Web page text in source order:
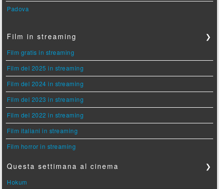
Padova
Film in streaming ❯
Film gratis in streaming
Film del 2025 in streaming
Film del 2024 in streaming
Film del 2023 in streaming
Film del 2022 in streaming
Film italiani in streaming
Film horror in streaming
Questa settimana al cinema ❯
Hokum